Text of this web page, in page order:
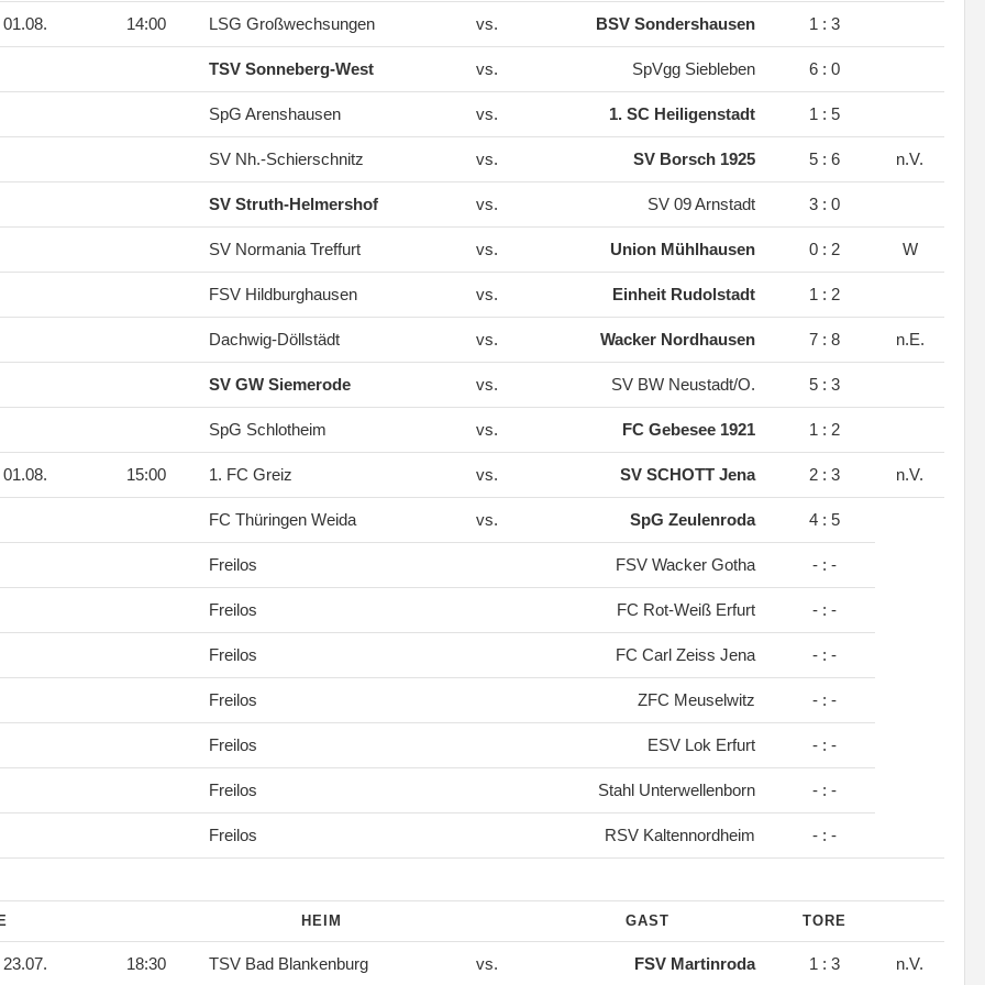
01.08. 14:00 LSG Großwechsungen vs. BSV Sondershausen 1 : 3
TSV Sonneberg-West vs. SpVgg Siebleben 6 : 0
SpG Arenshausen vs. 1. SC Heiligenstadt 1 : 5
SV Nh.-Schierschnitz vs. SV Borsch 1925 5 : 6 n.V.
SV Struth-Helmershof vs. SV 09 Arnstadt 3 : 0
SV Normania Treffurt vs. Union Mühlhausen 0 : 2 W
FSV Hildburghausen vs. Einheit Rudolstadt 1 : 2
Dachwig-Döllstädt vs. Wacker Nordhausen 7 : 8 n.E.
SV GW Siemerode vs. SV BW Neustadt/O. 5 : 3
SpG Schlotheim vs. FC Gebesee 1921 1 : 2
01.08. 15:00 1. FC Greiz vs. SV SCHOTT Jena 2 : 3 n.V.
FC Thüringen Weida vs. SpG Zeulenroda 4 : 5
Freilos FSV Wacker Gotha - : -
Freilos FC Rot-Weiß Erfurt - : -
Freilos FC Carl Zeiss Jena - : -
Freilos ZFC Meuselwitz - : -
Freilos ESV Lok Erfurt - : -
Freilos Stahl Unterwellenborn - : -
Freilos RSV Kaltennordheim - : -
HEIM GAST TORE
23.07. 18:30 TSV Bad Blankenburg vs. FSV Martinroda 1 : 3 n.V.